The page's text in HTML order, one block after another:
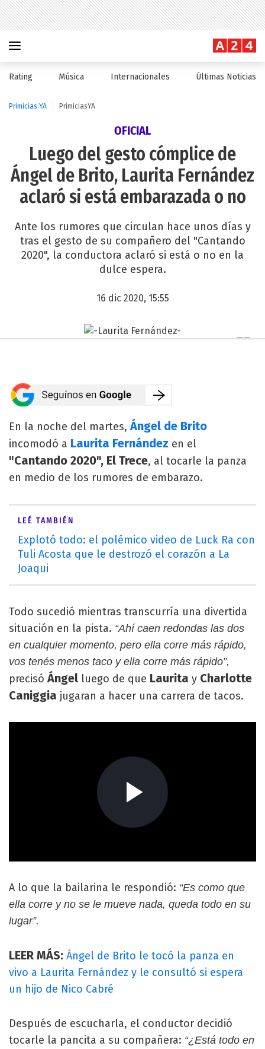
Rating Música Internacionales Últimas Noticias
Primicias YA PrimiciasYA
OFICIAL
Luego del gesto cómplice de
Ángel de Brito, Laurita Fernández
aclaró si está embarazada o no
Ante los rumores que circulan hace unos días y
tras el gesto de su compañero del "Cantando
2020", la conductora aclaró si está o no en la
dulce espera.
16 dic 2020, 15:55
En la noche del martes,Ángel de Brito
incomodó a Laurita Fernández en el
"Cantando 2020", El Trece, al tocarle la panza
en medio de los rumores de embarazo.
LEÉ TAMBIÉN
Explotó todo: el polémico video de Luck Ra con
Tuli Acosta que le destrozó el corazón a La
Joaqui
Todo sucedió mientras transcurría una divertida
situación en la pista. “Ahí caen redondas las dos
en cualquier momento, pero ella corre más rápido,
vos tenés menos taco y ella corre más rápido”,
precisóÁngel luego de que Laurita y Charlotte
Caniggia jugaran a hacer una carrera de tacos.
A lo que la bailarina le respondió: “Es como que
ella corre y no se le mueve nada, queda todo en su
lugar”.
LEER MÁS: Ángel de Brito le tocó la panza en
vivo a Laurita Fernández y le consultó si espera
un hijo de Nico Cabré
Después de escucharla, el conductor decidió
tocarle la pancita a su compañera: “¿Está todo en